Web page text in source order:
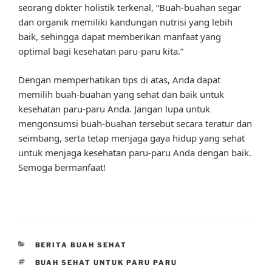
seorang dokter holistik terkenal, “Buah-buahan segar
dan organik memiliki kandungan nutrisi yang lebih
baik, sehingga dapat memberikan manfaat yang
optimal bagi kesehatan paru-paru kita.”
Dengan memperhatikan tips di atas, Anda dapat
memilih buah-buahan yang sehat dan baik untuk
kesehatan paru-paru Anda. Jangan lupa untuk
mengonsumsi buah-buahan tersebut secara teratur dan
seimbang, serta tetap menjaga gaya hidup yang sehat
untuk menjaga kesehatan paru-paru Anda dengan baik.
Semoga bermanfaat!
CATEGORIES
BERITA BUAH SEHAT
TAGS
BUAH SEHAT UNTUK PARU PARU